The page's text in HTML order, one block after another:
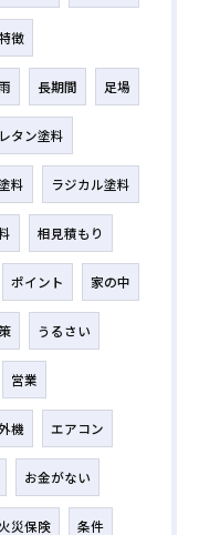
徴
長期間 足場
タン塗料
料 ラジカル塗料
相見積もり
ポイント 家の中
うるさい
営業
機 エアコン
お金がない
災保険 条件